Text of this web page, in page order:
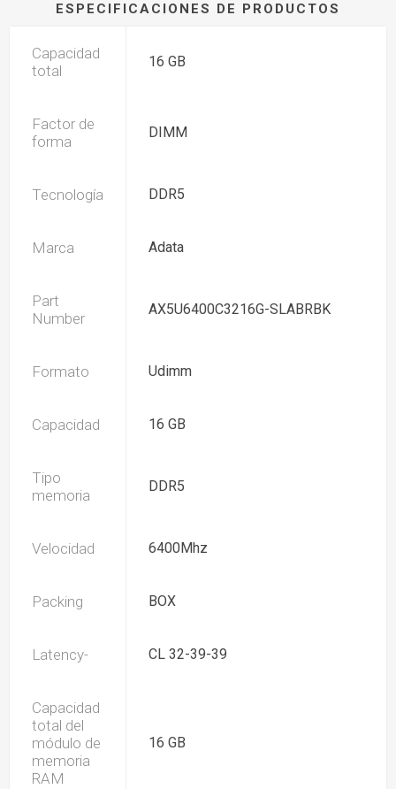
ESPECIFICACIONES DE PRODUCTOS
Capacidad
total
16 GB
Factor de
forma
DIMM
Tecnología DDR5
Marca Adata
Part
Number
AX5U6400C3216G-SLABRBK
Formato Udimm
Capacidad 16 GB
Tipo
memoria
DDR5
Velocidad 6400Mhz
Packing BOX
Latency- CL 32-39-39
Capacidad
total del
módulo de
memoria
RAM
16 GB